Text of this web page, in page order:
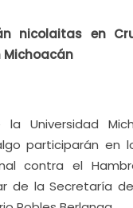
nicolaitas en
Michoacán
la Universidad
participarán en
contra el
de la Secretaría de